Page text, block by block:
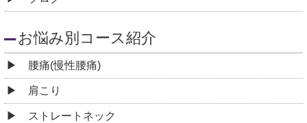
お悩み別コース紹介
腰痛(慢性腰痛)
肩こり
ストレートネック